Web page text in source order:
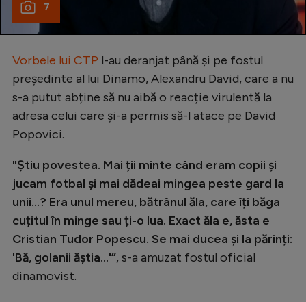
7
Vorbele lui CTP l-au deranjat până și pe fostul
președinte al lui Dinamo, Alexandru David, care a nu
s-a putut abține să nu aibă o reacție virulentă la
adresa celui care și-a permis să-l atace pe David
Popovici.
"Știu povestea. Mai ții minte când eram copii și
jucam fotbal și mai dădeai mingea peste gard la
unii...? Era unul mereu, bătrânul ăla, care îți băga
cuțitul în minge sau ți-o lua. Exact ăla e, ăsta e
Cristian Tudor Popescu. Se mai ducea și la părinți:
'Bă, golanii ăștia...'”, s-a amuzat fostul oficial
dinamovist.